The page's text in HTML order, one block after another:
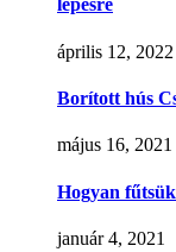
lépésre
április 12, 2022
Borított hús
május 16, 2021
Hogyan
január 4, 2021